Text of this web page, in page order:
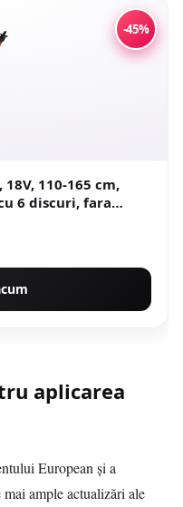
-45%
110-165 cm,
6 discuri, fara
aplicarea
European și a
ample actualizări ale